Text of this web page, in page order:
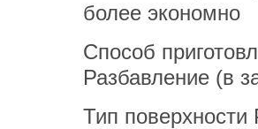
более экономно
Способ
Разбавление (в
Тип поверхности